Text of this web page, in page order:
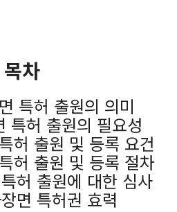
목차
특허 출원의 의미
특허 출원의 필요성
허 출원 및 등록 요건
허 출원 및 등록 절차
허 출원에 대한 심사
면 특허권 효력